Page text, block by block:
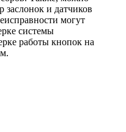
заслонок и датчиков
могут
системы
работы кнопок на